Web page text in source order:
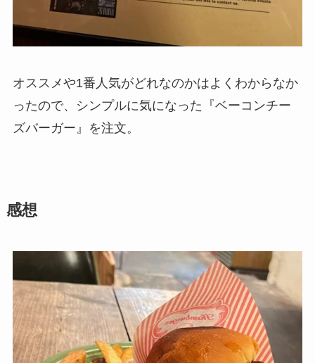
オススメや1番人気がどれなのかはよくわからなか
ったので、シンプルに気になった『ベーコンチー
ズバーガー』を注文。
感想